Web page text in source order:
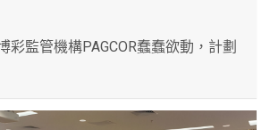
監管機構PAGCOR蠢蠢欲動，計劃